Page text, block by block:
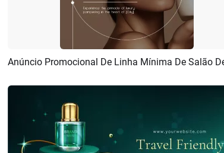
Pré-visualizar Criar IA